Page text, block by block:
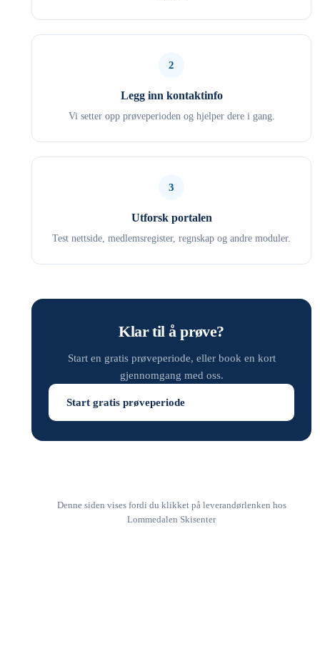
2
Legg inn kontaktinfo
Vi setter opp prøveperioden og hjelper dere i gang.
3
Utforsk portalen
Test nettside, medlemsregister, regnskap og andre moduler.
Klar til å prøve?
Start en gratis prøveperiode, eller book en kort
gjennomgang med oss.
Start gratis prøveperiode
Denne siden vises fordi du klikket på leverandørlenken hos
Lommedalen Skisenter